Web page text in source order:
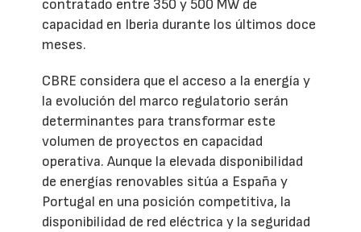
contratado entre 350 y 500 MW de
capacidad en Iberia durante los últimos doce
meses.
CBRE considera que el acceso a la energía y
la evolución del marco regulatorio serán
determinantes para transformar este
volumen de proyectos en capacidad
operativa. Aunque la elevada disponibilidad
de energías renovables sitúa a España y
Portugal en una posición competitiva, la
disponibilidad de red eléctrica y la seguridad